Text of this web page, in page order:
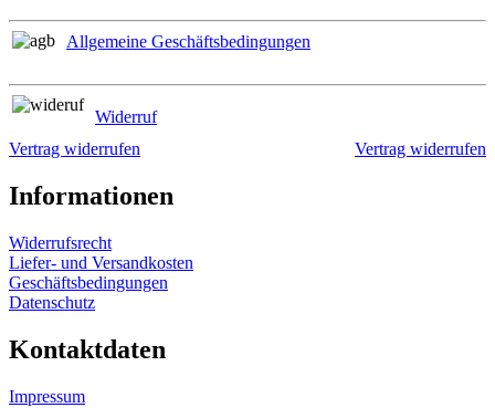
Allgemeine Geschäftsbedingungen
Widerruf
Vertrag widerrufen
Vertrag widerrufen
Informationen
Widerrufsrecht
Liefer- und Versandkosten
Geschäftsbedingungen
Datenschutz
Kontaktdaten
Impressum